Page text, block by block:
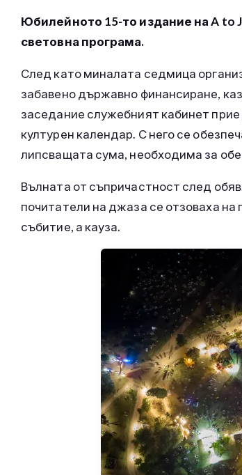
Юбилейното 15-то издание на A to
световна програма.
След като миналата седмица
забавено държавно финансиране,
заседание служебният кабинет
културен календар. С него се
липсващата сума, необходима за
Вълната от съпричастност след
почитатели на джаза се отзоваха
събитие, а кауза.